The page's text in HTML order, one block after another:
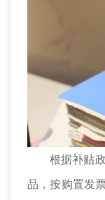
根据补贴政
品，按购置发